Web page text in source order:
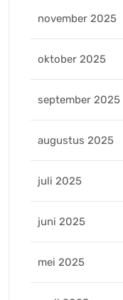
november 2025
oktober 2025
september 2025
augustus 2025
juli 2025
juni 2025
mei 2025